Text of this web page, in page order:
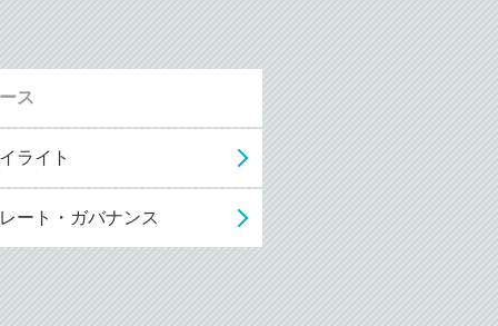
ス
ライト
ート・ガバナンス